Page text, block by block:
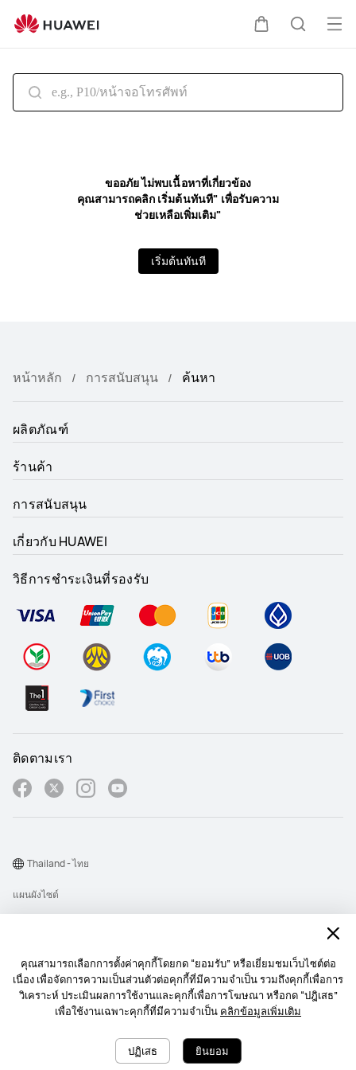
สนับสนุน
คุณสามารถเลือกการตั้งค่าคุกกี้โดยกด “ยอมรับ” หรือเยี่ยมชมเว็บไซต์ต่อ
เนื่อง เพื่อจัดการความเป็นส่วนตัวต่อคุกกี้ที่มีความจำเป็น รวมถึงคุกกี้เพื่อการ
วิเคราะห์ ประเมินผลการใช้งานและคุกกี้เพื่อการโฆษณา หรือกด “ปฎิเสธ”
เพื่อใช้งานเฉพาะคุกกี้ที่มีความจำเป็น คลิกข้อมูลเพิ่มเติม
ปฏิเสธ ยินยอม
เปิด
ขออภัย ไม่พบเนื้อหาที่เกี่ยวข้อง
คุณสามารถคลิก เริ่มต้นทันที" เพื่อรับความ
ช่วยเหลือเพิ่มเติม"
เริ่มต้นทันที
หน้าหลัก การสนับสนุน ค้นหา
ผลิตภัณฑ์
ร้านค้า
การสนับสนุน
เกี่ยวกับ HUAWEI
วิธีการชำระเงินที่รองรับ
ติดตามเรา
Copyright © 1998-2026 Huawei Device Co., Ltd. สงวนลิขสิทธิ์.
แผนผังไซต์
Cookie
นโยบายการส่งการแจ้งเตื อนบนเว็บไซต์
Thailand - ไทย